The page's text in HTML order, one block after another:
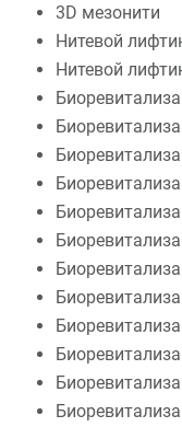
3D мезонити
Нитевой
Нитевой